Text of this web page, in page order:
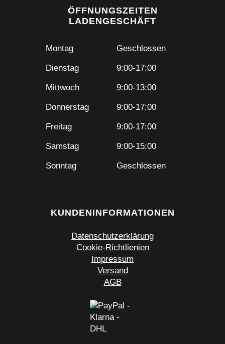
ÖFFNUNGSZEITEN
LADENGESCHÄFT
Montag Geschlossen
Dienstag 9:00-17:00
Mittwoch 9:00-13:00
Donnerstag 9:00-17:00
Freitag 9:00-17:00
Samstag 9:00-15:00
Sonntag Geschlossen
KUNDENINFORMATIONEN
Datenschutzerklärung
Cookie-Richtlienien
Impressum
Versand
AGB